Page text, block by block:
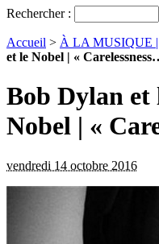
Rechercher :
Accueil > À LA MUSIQUE
et le Nobel | «
Bob Dylan et
Nobel | «
vendredi 14 octobre 2016